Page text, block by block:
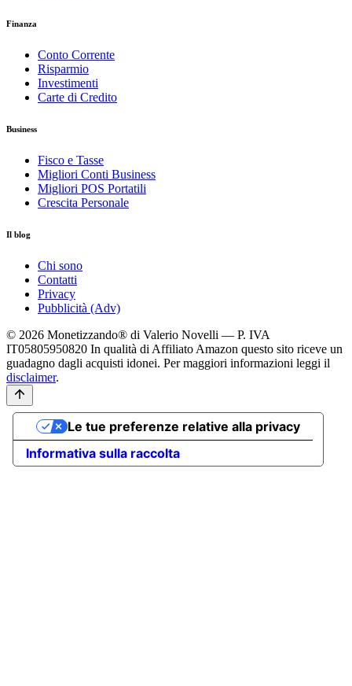
Finanza
Conto Corrente
Risparmio
Investimenti
Carte di Credito
Business
Fisco e Tasse
Migliori Conti Business
Migliori POS Portatili
Crescita Personale
Il blog
Chi sono
Contatti
Privacy
Pubblicità (Adv)
© 2026 Monetizzando® di Valerio Novelli — P. IVA
IT05805950820 In qualità di Affiliato Amazon questo sito riceve un
guadagno dagli acquisti idonei. Per maggiori informazioni leggi il
disclaimer.
Informativa sulla raccolta
Le tue preferenze relative alla privacy